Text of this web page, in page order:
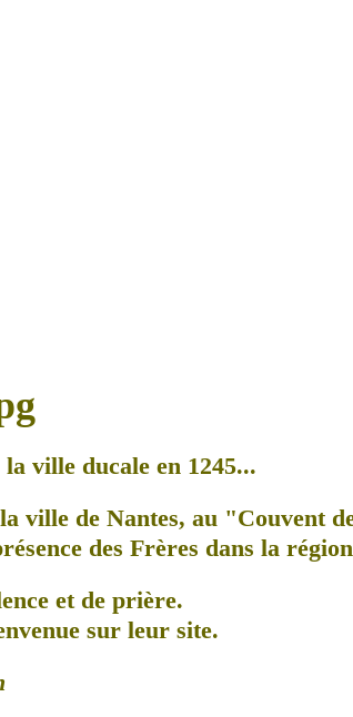
ville ducale en 1245...
ville de Nantes, au "Couvent
des Frères dans la
et de prière.
sur leur site.